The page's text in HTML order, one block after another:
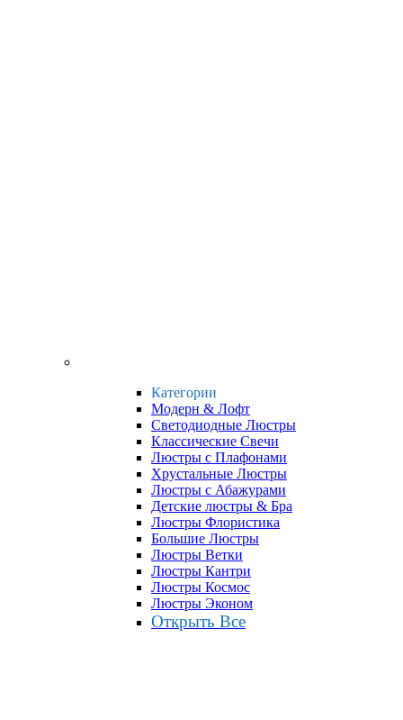
Категории
Модерн & Лофт
Светодиодные Люстры
Классические Свечи
Люстры с Плафонами
Хрустальные Люстры
Люстры с Абажурами
Детские люстры & Бра
Люстры Флористика
Большие Люстры
Люстры Ветки
Люстры Кантри
Люстры Космос
Люстры Эконом
Открыть Все